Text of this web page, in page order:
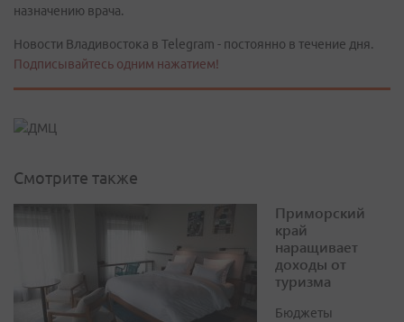
назначению врача.
Новости Владивостока в Telegram - постоянно в течение дня.
Подписывайтесь одним нажатием!
Смотрите также
Приморский
край
наращивает
доходы от
туризма
Бюджеты